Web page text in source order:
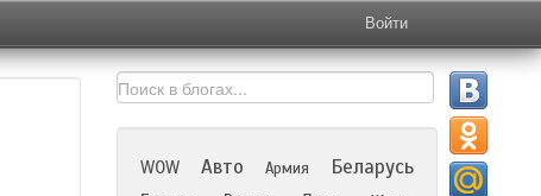
Войти
WOW Авто Армия Беларусь